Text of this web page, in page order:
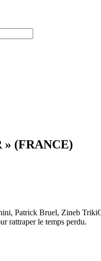
(FRANCE)
Patrick Bruel, Zineb
rattraper le temps perdu.